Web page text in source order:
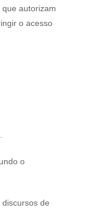
que autorizam
o acesso
o
de